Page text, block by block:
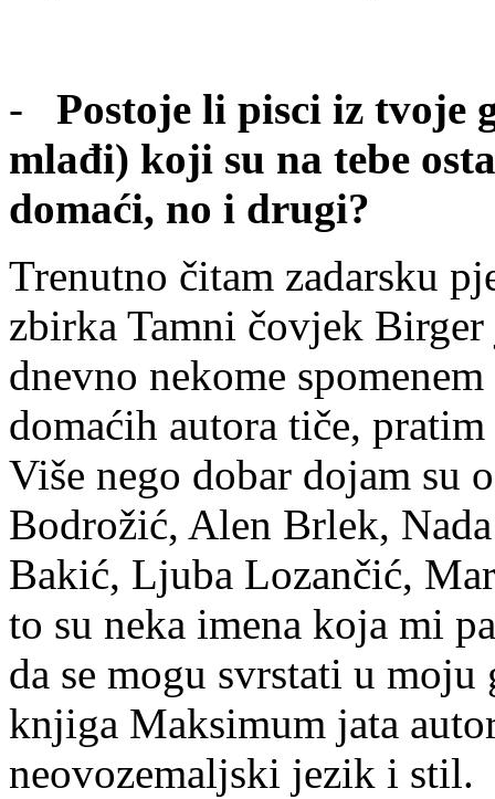
- Postoje li pisci iz tvoje
mlađi) koji su na tebe
domaći, no i drugi?
Trenutno čitam zadarsku
zbirka Tamni čovjek Birger
dnevno nekome
domaćih autora tiče,
Više nego dobar dojam su
Bodrožić, Alen Brlek,
Bakić, Ljuba Lozančić,
to su neka imena koja mi
da se mogu svrstati u moju
knjiga Maksimum jata
neovozemaljski jezik i stil.